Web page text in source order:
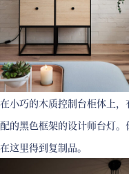
在小巧的木质控制台柜体上
配的黑色框架的设计师台灯
在这里得到复制品。